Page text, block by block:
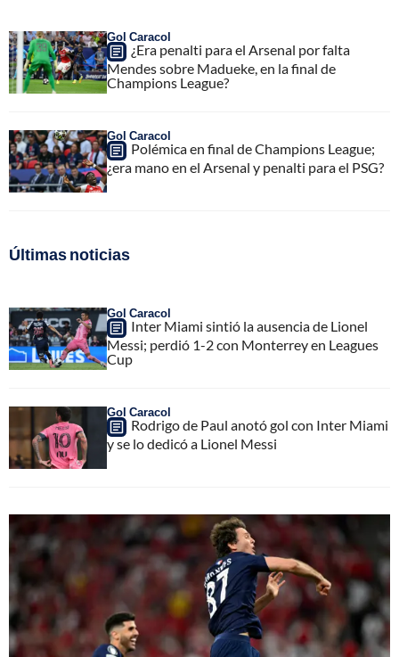
Gol Caracol
¿Era penalti para el Arsenal por falta
Mendes sobre Madueke, en la final de
Champions League?
Gol Caracol
Polémica en final de Champions League;
¿era mano en el Arsenal y penalti para el PSG?
Últimas noticias
Gol Caracol
Inter Miami sintió la ausencia de Lionel
Messi; perdió 1-2 con Monterrey en Leagues
Cup
Gol Caracol
Rodrigo de Paul anotó gol con Inter Miami
y se lo dedicó a Lionel Messi